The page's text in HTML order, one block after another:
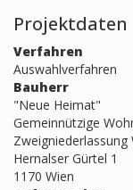
Projektdaten
Verfahren
Auswahlverfahren
Bauherr
"Neue Heimat"
Gemeinnützige
Zweigniederlassung
Hernalser Gürtel 1
1170 Wien